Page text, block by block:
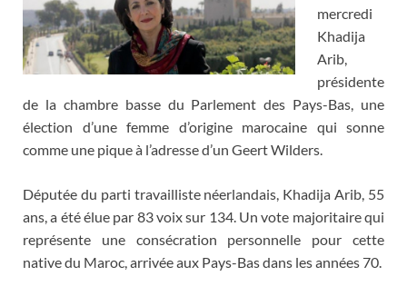
mercredi
Khadija
Arib,
présidente
de la chambre basse du Parlement des Pays-Bas, une
élection d’une femme d’origine marocaine qui sonne
comme une pique à l’adresse d’un Geert Wilders.
Députée du parti travailliste néerlandais, Khadija Arib, 55
ans, a été élue par 83 voix sur 134. Un vote majoritaire qui
représente une consécration personnelle pour cette
native du Maroc, arrivée aux Pays-Bas dans les années 70.